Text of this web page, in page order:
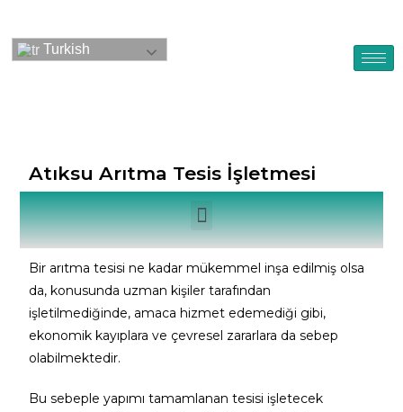
Turkish
Atıksu Arıtma Tesis İşletmesi
Bir arıtma tesisi ne kadar mükemmel inşa edilmiş olsa
da, konusunda uzman kişiler tarafından
işletilmediğinde, amaca hizmet edemediği gibi,
ekonomik kayıplara ve çevresel zararlara da sebep
olabilmektedir.
Bu sebeple yapımı tamamlanan tesisi işletecek